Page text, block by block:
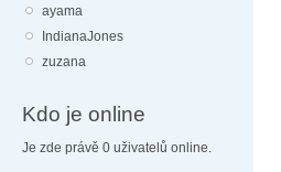
ayama
IndianaJones
zuzana
Kdo je online
Je zde právě 0 uživatelů online.